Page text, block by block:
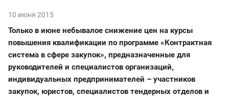
10 июня 2015
Только в июне небывалое снижение цен на курсы
повышения квалификации по программе «Контрактная
система в сфере закупок», предназначенные для
руководителей и специалистов организаций,
индивидуальных предпринимателей – участников
закупок, юристов, специалистов тендерных отделов и